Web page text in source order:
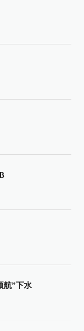
航”下水